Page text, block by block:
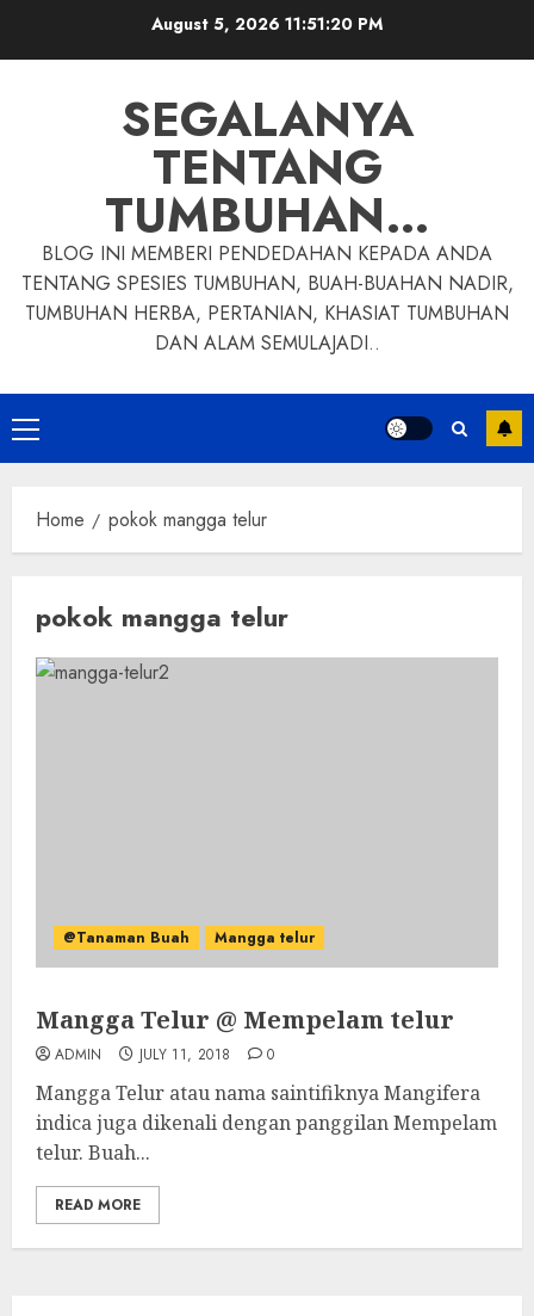
August 5, 2026 11:51:20 PM
SEGALANYA
TENTANG
TUMBUHAN…
BLOG INI MEMBERI PENDEDAHAN KEPADA ANDA
TENTANG SPESIES TUMBUHAN, BUAH-BUAHAN NADIR,
TUMBUHAN HERBA, PERTANIAN, KHASIAT TUMBUHAN
DAN ALAM SEMULAJADI..
Primary
Menu
Home pokok mangga telur
pokok mangga telur
@Tanaman Buah Mangga telur
Mangga Telur @ Mempelam telur
ADMIN JULY 11, 2018 0
Mangga Telur atau nama saintifiknya Mangifera
indica juga dikenali dengan panggilan Mempelam
telur. Buah...
READ MORE